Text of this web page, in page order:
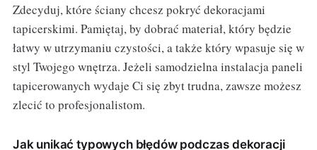
Zdecyduj, które ściany chcesz pokryć dekoracjami
tapicerskimi. Pamiętaj, by dobrać materiał, który będzie
łatwy w utrzymaniu czystości, a także który wpasuje się w
styl Twojego wnętrza. Jeżeli samodzielna instalacja paneli
tapicerowanych wydaje Ci się zbyt trudna, zawsze możesz
zlecić to profesjonalistom.
Jak unikać typowych błędów podczas dekoracji